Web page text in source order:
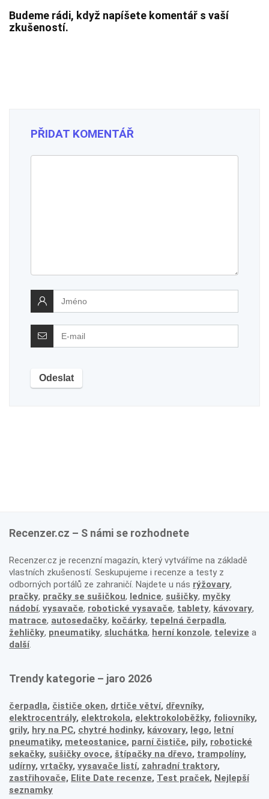
Budeme rádi, když napíšete komentář s vaší
zkušeností.
PŘIDAT KOMENTÁŘ
Recenzer.cz – S námi se rozhodnete
Recenzer.cz je recenzní magazín, který vytváříme na základě
vlastních zkušeností. Seskupujeme i recenze a testy z
odborných portálů ze zahraničí. Najdete u nás rýžovary,
pračky, pračky se sušičkou, lednice, sušičky, myčky
nádobí, vysavače, robotické vysavače, tablety, kávovary,
matrace, autosedačky, kočárky, tepelná čerpadla,
žehličky, pneumatiky, sluchátka, herní konzole, televize a
další.
Trendy kategorie – jaro 2026
čerpadla, čističe oken, drtiče větví, dřevníky,
elektrocentrály, elektrokola, elektrokoloběžky, foliovníky,
grily, hry na PC, chytré hodinky, kávovary, lego, letní
pneumatiky, meteostanice, parní čističe, pily, robotické
sekačky, sušičky ovoce, štípačky na dřevo, trampolíny,
udírny, vrtačky, vysavače listí, zahradní traktory,
zastřihovače, Elite Date recenze, Test praček, Nejlepší
seznamky